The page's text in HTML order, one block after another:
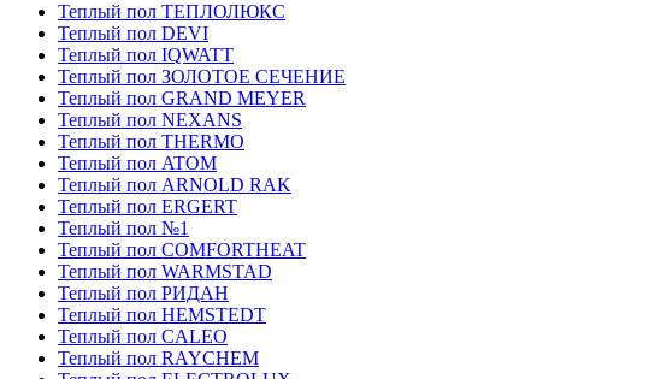
Теплый пол ТЕПЛОЛЮКС
Теплый пол DEVI
Теплый пол IQWATT
Теплый пол ЗОЛОТОЕ СЕЧЕНИЕ
Теплый пол GRAND MEYER
Теплый пол NEXANS
Теплый пол THERMO
Теплый пол ATOM
Теплый пол ARNOLD RAK
Теплый пол ERGERT
Теплый пол №1
Теплый пол COMFORTHEAT
Теплый пол WARMSTAD
Теплый пол РИДАН
Теплый пол HEMSTEDT
Теплый пол CALEO
Теплый пол RAYCHEM